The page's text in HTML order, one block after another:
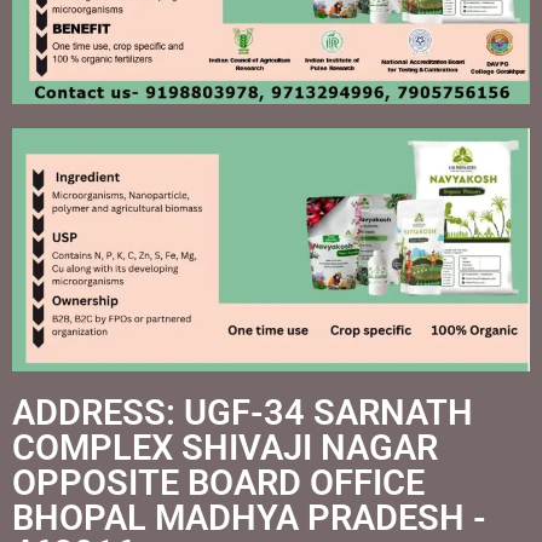
ADDRESS: UGF-34 SARNATH
COMPLEX SHIVAJI NAGAR
OPPOSITE BOARD OFFICE
BHOPAL MADHYA PRADESH -